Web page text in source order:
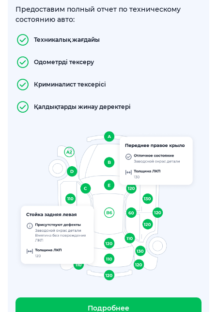
Предоставим полный отчет по техническому
состоянию авто:
Техникалық жағдайы
Одометрді тексеру
Криминалист тексерісі
Қалдықтарды жинау деректері
Подробнее